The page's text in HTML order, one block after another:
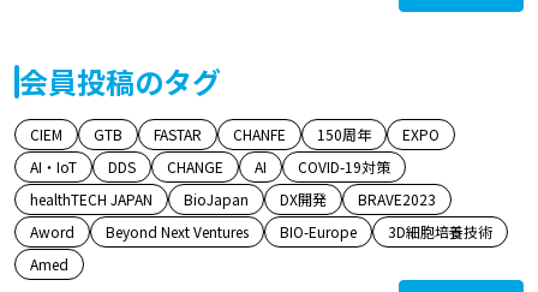
会員投稿のタグ
CIEM GTB FASTAR CHANFE 150周年
EXPO
AI・IoT
DDS CHANGE AI
COVID-19対策
healthTECH JAPAN
BioJapan DX開発
BRAVE2023
Aword
Beyond Next Ventures BIO-Europe
3D細胞培養技術
Amed